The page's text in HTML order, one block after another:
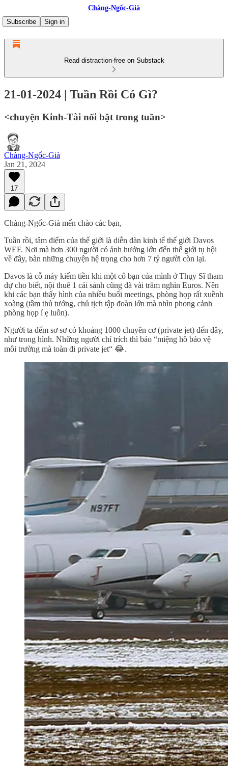
Chàng-Ngốc-Già
Subscribe
Sign in
Read distraction-free on Substack
21-01-2024 | Tuần Rồi Có Gì?
<chuyện Kinh-Tài nổi bật trong tuần>
Chàng-Ngốc-Già
Jan 21, 2024
17
Chàng-Ngốc-Già mến chào các bạn,
Tuần rồi, tâm điểm của thế giới là diễn đàn kinh tế thế giới Davos
WEF. Nơi mà hơn 300 người có ảnh hưởng lớn đến thế giới tụ hội
về đây, bàn những chuyện hệ trọng cho hơn 7 tỷ người còn lại.
Davos là cỗ máy kiếm tiền khi một cô bạn của mình ở Thụy Sĩ tham
dự cho biết, nội thuê 1 cái sảnh cũng đã vài trăm nghìn Euros. Nên
khi các bạn thấy hình của nhiều buổi meetings, phòng họp rất xuềnh
xoàng (tầm thủ tướng, chủ tịch tập đoàn lớn mà nhìn phong cảnh
phòng họp í ẹ luôn).
Người ta đếm sơ sơ có khoảng 1000 chuyên cơ (private jet) đến đây,
như trong hình. Những người chỉ trích thì bảo “miệng hô bảo vệ
môi trường mà toàn đi private jet“ 😂.